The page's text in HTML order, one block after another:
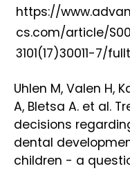
https://
cs.com/article/
3101(17)30011-7/
Uhlen M, Valen H,
A, Bletsa A. et al.
decisions
dental
children - a